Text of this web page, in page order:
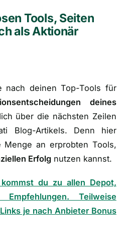
Tools, Seiten
als Aktionär
nach deinen Top-Tools für
deines
über die nächsten Zeilen
Blog-Artikels. Denn hier
an erprobten Tools,
Erfolg nutzen kannst.
du zu allen Depot,
Teilweise
je nach Anbieter Bonus